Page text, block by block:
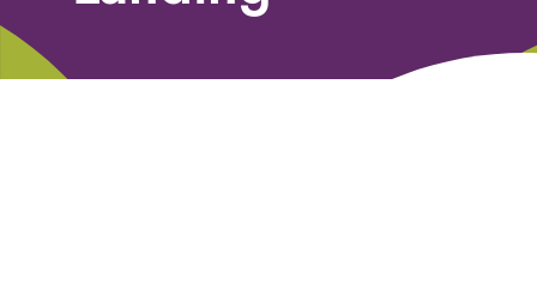
Fundraising Academy